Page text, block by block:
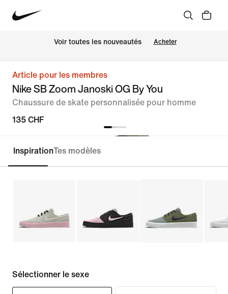
Voir toutes les nouveautés Acheter
Article pour les membres
Nike SB Zoom Janoski OG By You
Chaussure de skate personnalisée pour homme
135 CHF
Personnaliser
InspirationTes modèles
Sélectionner le sexe